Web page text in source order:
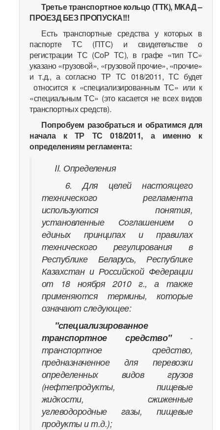
Третье транспортное кольцо (ТТК), МКАД –
ПРОЕЗД БЕЗ ПРОПУСКА!!!
Есть транспортные средства у которых в
паспорте ТС (ПТС) и свидетельстве о
регистрации ТС (СоР ТС), в графе «тип ТС»
указано «грузовой», «грузовой прочие», «прочие»
и т.д., а согласно ТР ТС 018/2011, ТС будет
относится к «специализированным ТС» или к
«специальным ТС» (это касается не всех видов
транспортных средств).
Попробуем разобраться и обратимся для
начала к ТР ТС 018/2011, а именно к
определениям регламента:
II. Определения
6. Для целей настоящего
технического регламента
используются понятия,
установленные Соглашением
о
единых принципах и правилах
технического регулирования в
Республике Беларусь, Республике
Казахстан и Российской Федерации
от 18 ноября 2010 г., а также
применяются термины, которые
означают следующее:
"специализированное
транспортное средство"-
транспортное средство,
предназначенное для перевозки
определенных видов грузов
(нефтепродукты, пищевые
жидкости, сжиженные
углеводородные газы, пищевые
продукты и т.д.);